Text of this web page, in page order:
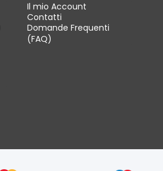
Il mio Account
Contatti
Domande Frequenti
(FAQ)